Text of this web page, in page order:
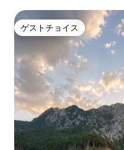
ゲストチョイス
ゲストチョイス